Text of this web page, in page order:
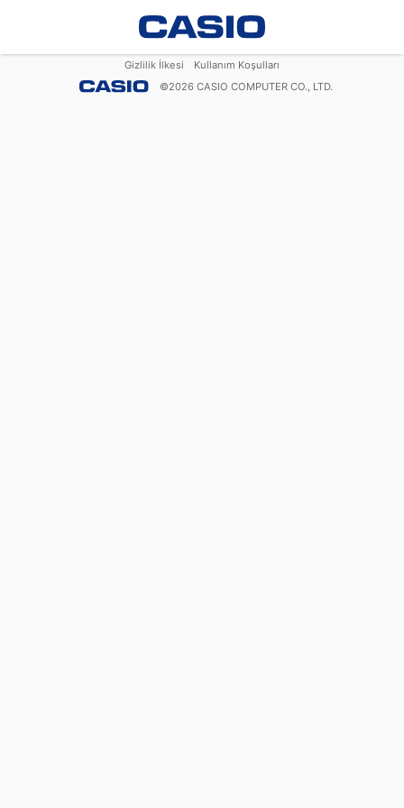
Gizlilik İlkesi
Kullanım Koşulları
©2026 CASIO COMPUTER CO., LTD.